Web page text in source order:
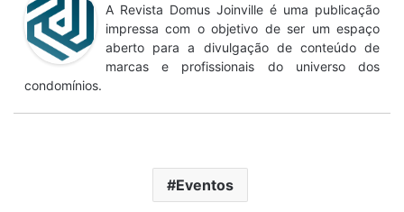
A Revista Domus Joinville é uma publicação
impressa com o objetivo de ser um espaço
aberto para a divulgação de conteúdo de
marcas e profissionais do universo dos
condomínios.
Eventos